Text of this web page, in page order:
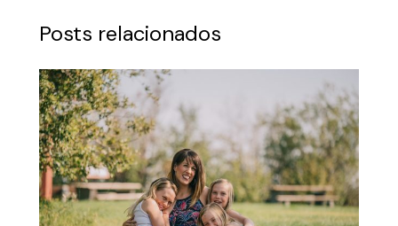
Posts relacionados